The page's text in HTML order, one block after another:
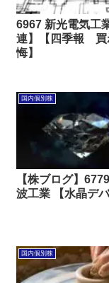
6967 新光電気工
連】【四季報 買
悔】
国内個別株
【株ブログ】
波工業 【水晶デバ
国内個別株